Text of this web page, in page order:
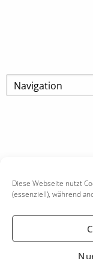
Diese Webseite nutzt
(essenziell), während